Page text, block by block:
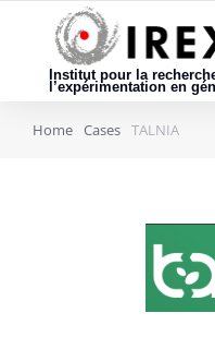
Institut pour la
l’expérimentation en
Home Cases TALNIA